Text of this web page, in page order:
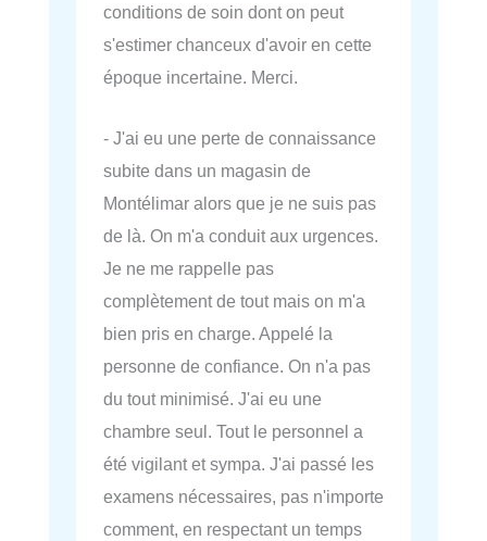
conditions de soin dont on peut
s'estimer chanceux d'avoir en cette
époque incertaine. Merci.
- J'ai eu une perte de connaissance
subite dans un magasin de
Montélimar alors que je ne suis pas
de là. On m'a conduit aux urgences.
Je ne me rappelle pas
complètement de tout mais on m'a
bien pris en charge. Appelé la
personne de confiance. On n'a pas
du tout minimisé. J'ai eu une
chambre seul. Tout le personnel a
été vigilant et sympa. J'ai passé les
examens nécessaires, pas n'importe
comment, en respectant un temps